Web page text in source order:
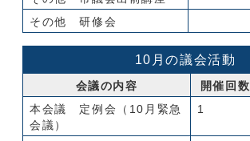
その他 研修会
10月の議会活動
会議の内容 開催回数
本会議 定例会（10月緊急
会議）
1